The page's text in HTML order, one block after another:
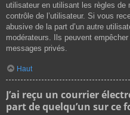
utilisateur en utilisant les règles de
contrôle de l’utilisateur. Si vous
abusive de la part d’un autre
modérateurs. Ils peuvent
messages privés.
Haut
J’ai reçu un courrier
part de quelqu’un sur ce